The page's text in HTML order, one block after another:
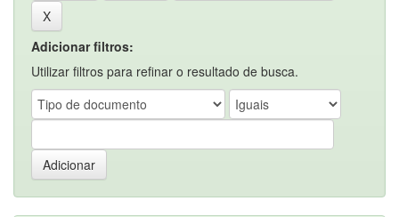
Adicionar filtros:
Utilizar filtros para refinar o resultado de busca.